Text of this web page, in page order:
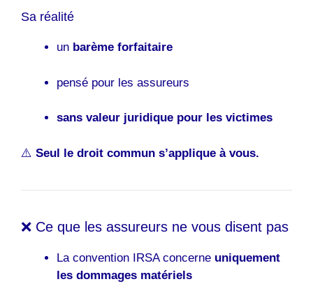
Sa réalité
un barème forfaitaire
pensé pour les assureurs
sans valeur juridique pour les victimes
⚠️ Seul le droit commun s’applique à vous.
❌ Ce que les assureurs ne vous disent pas
La convention IRSA concerne uniquement
les dommages matériels